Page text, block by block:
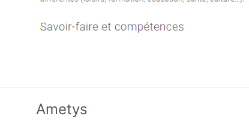
Ametys